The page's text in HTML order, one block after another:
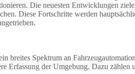
Die neuesten Entwicklungen
Diese Fortschritte werden
breites Spektrum an
Erfassung der Umgebung. Dazu zählen